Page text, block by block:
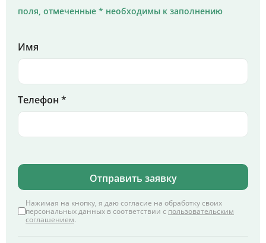
поля, отмеченные * необходимы к заполнению
Имя
Телефон *
Отправить заявку
Нажимая на кнопку, я даю согласие на обработку своих
персональных данных в соответствии с пользовательским
соглашением.